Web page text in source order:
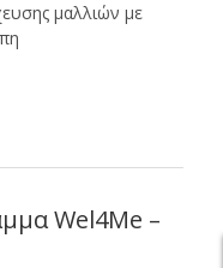
μαλλιών με
Wel4Me –